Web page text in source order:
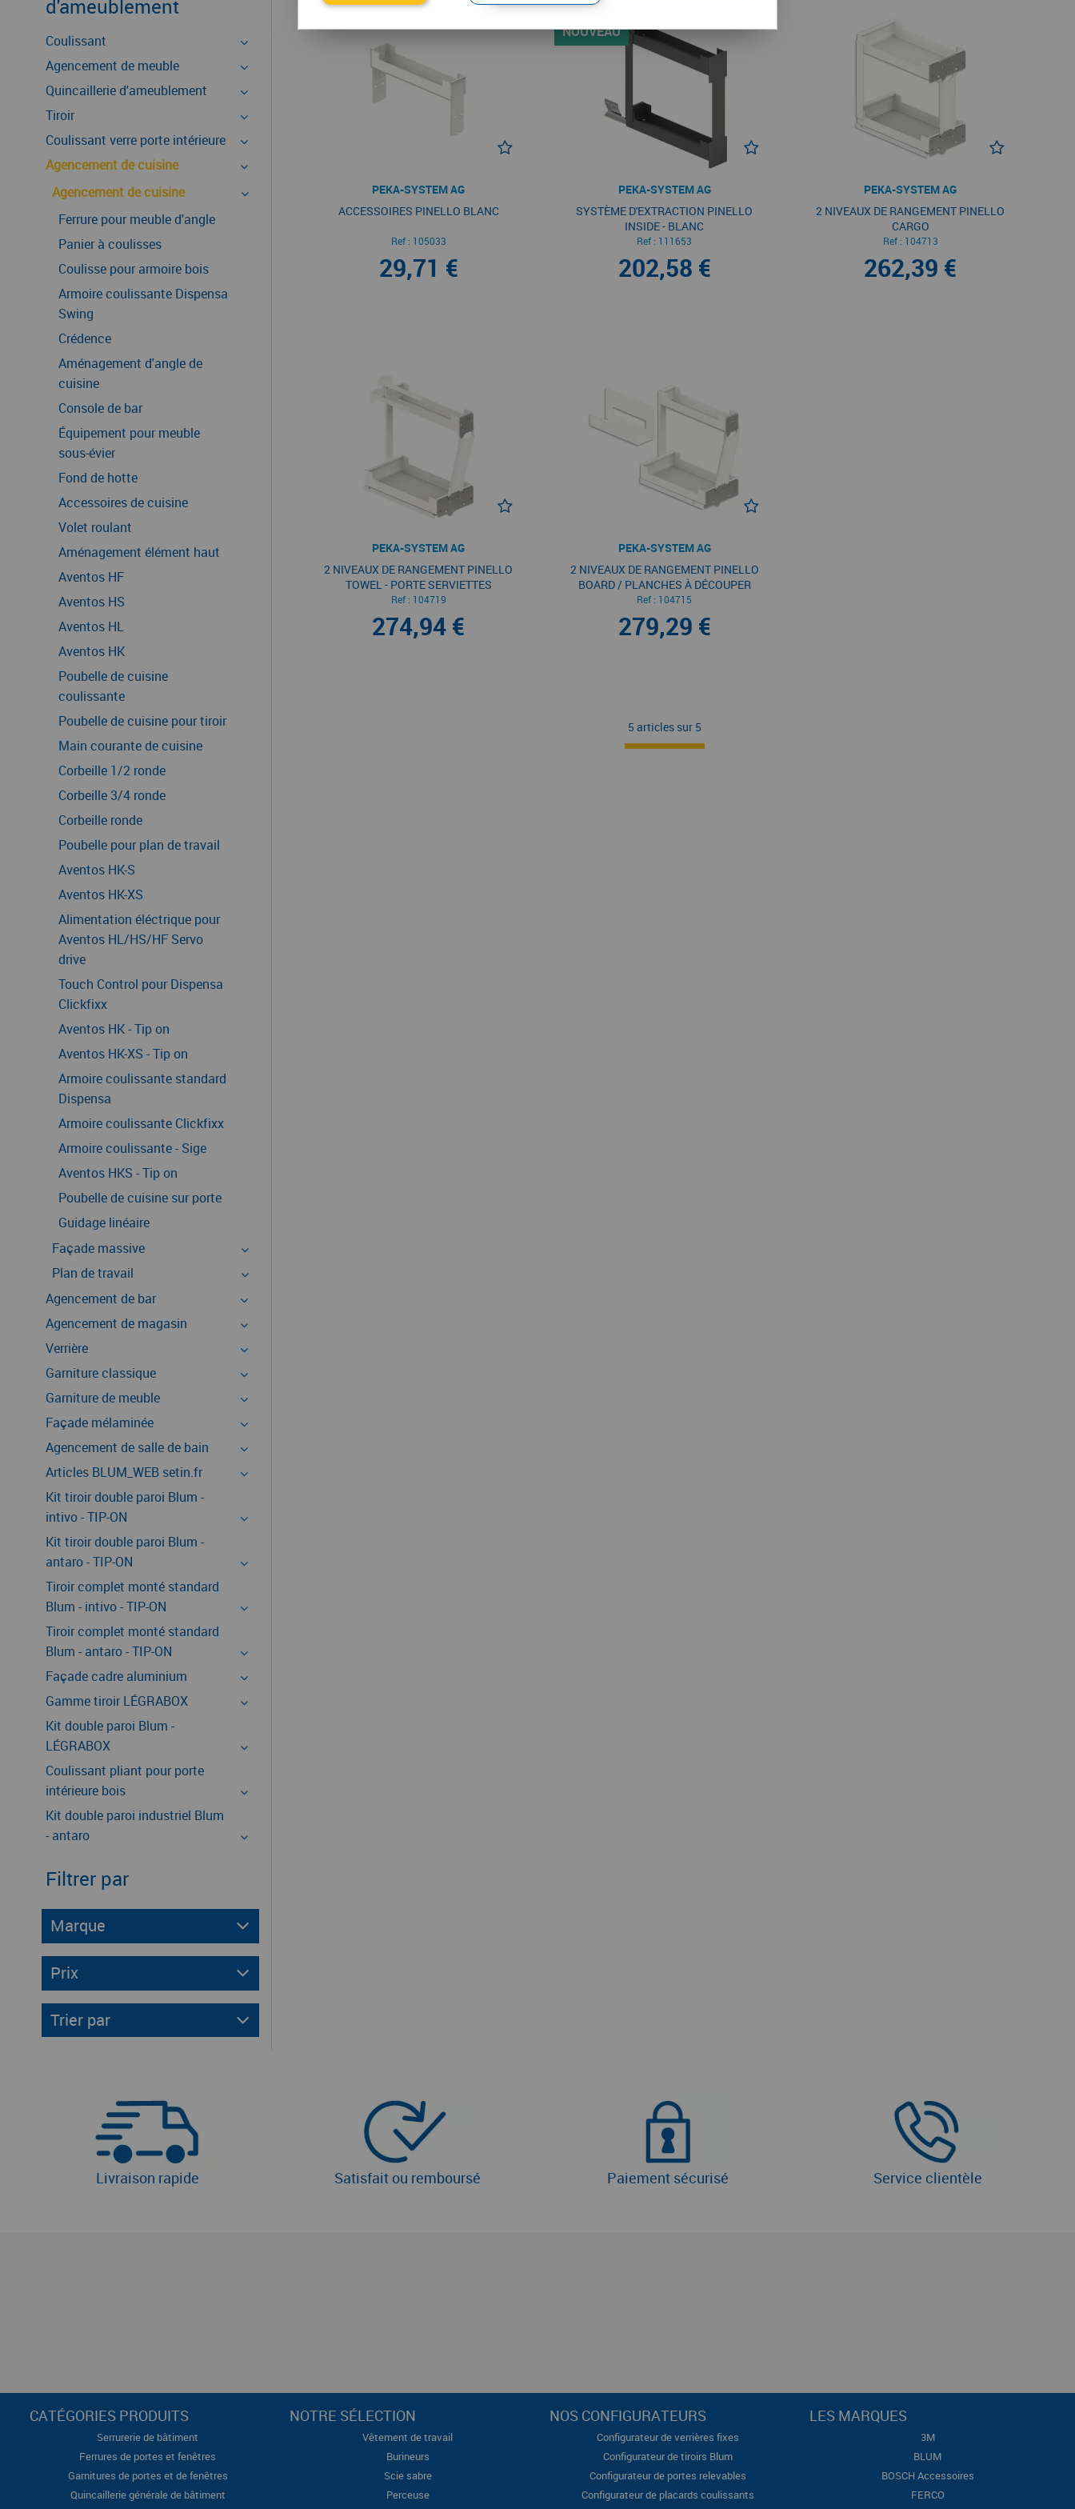
d'ameublement
Coulissant
Agencement de meuble
Quincaillerie d'ameublement
Tiroir
Coulissant verre porte intérieure
Agencement de cuisine
Agencement de cuisine
Ferrure pour meuble d'angle
Panier à coulisses
Coulisse pour armoire bois
Armoire coulissante Dispensa
Swing
Crédence
Aménagement d'angle de
cuisine
Console de bar
Équipement pour meuble
sous-évier
Fond de hotte
Accessoires de cuisine
Volet roulant
Aménagement élément haut
Aventos HF
Aventos HS
Aventos HL
Aventos HK
Poubelle de cuisine
coulissante
Poubelle de cuisine pour tiroir
Main courante de cuisine
Corbeille 1/2 ronde
Corbeille 3/4 ronde
Corbeille ronde
Poubelle pour plan de travail
Aventos HK-S
Aventos HK-XS
Alimentation éléctrique pour
Aventos HL/HS/HF Servo
drive
Touch Control pour Dispensa
Clickfixx
Aventos HK - Tip on
Aventos HK-XS - Tip on
Armoire coulissante standard
Dispensa
Armoire coulissante Clickfixx
Armoire coulissante - Sige
Aventos HKS - Tip on
Poubelle de cuisine sur porte
Guidage linéaire
Façade massive
Plan de travail
Agencement de bar
Agencement de magasin
Verrière
Garniture classique
Garniture de meuble
Façade mélaminée
Agencement de salle de bain
Articles BLUM_WEB setin.fr
Kit tiroir double paroi Blum -
intivo - TIP-ON
Kit tiroir double paroi Blum -
antaro - TIP-ON
Tiroir complet monté standard
Blum - intivo - TIP-ON
Tiroir complet monté standard
Blum - antaro - TIP-ON
Façade cadre aluminium
Gamme tiroir LÉGRABOX
Kit double paroi Blum -
LÉGRABOX
Coulissant pliant pour porte
intérieure bois
Kit double paroi industriel Blum
- antaro
Filtrer par
Marque
Prix
Trier par
PEKA-SYSTEM AG
ACCESSOIRES PINELLO BLANC
Ref : 105033
29,71 €
NOUVEAU
PEKA-SYSTEM AG
SYSTÈME D'EXTRACTION PINELLO
INSIDE - BLANC
Ref : 111653
202,58 €
PEKA-SYSTEM AG
2 NIVEAUX DE RANGEMENT PINELLO
CARGO
Ref : 104713
262,39 €
PEKA-SYSTEM AG
2 NIVEAUX DE RANGEMENT PINELLO
TOWEL - PORTE SERVIETTES
Ref : 104719
274,94 €
PEKA-SYSTEM AG
2 NIVEAUX DE RANGEMENT PINELLO
BOARD / PLANCHES À DÉCOUPER
Ref : 104715
279,29 €
5 articles sur 5
Livraison rapide Satisfait ou remboursé Paiement sécurisé Service clientèle
CATÉGORIES PRODUITS
Serrurerie de bâtiment
Ferrures de portes et fenêtres
Garnitures de portes et de fenêtres
Quincaillerie générale de bâtiment
NOTRE SÉLECTION
Vêtement de travail
Burineurs
Scie sabre
Perceuse
NOS CONFIGURATEURS
Configurateur de verrières fixes
Configurateur de tiroirs Blum
Configurateur de portes relevables
Configurateur de placards coulissants
LES MARQUES
3M
BLUM
BOSCH Accessoires
FERCO